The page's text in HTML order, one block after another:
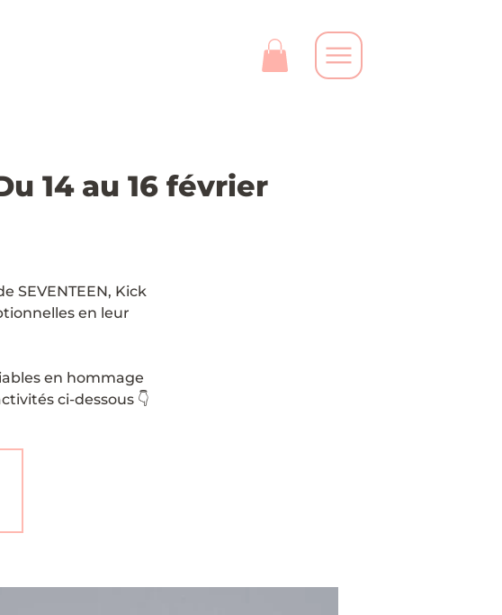
14 au 16 février
SEVENTEEN, Kick
en leur
en hommage
ci-dessous 👇